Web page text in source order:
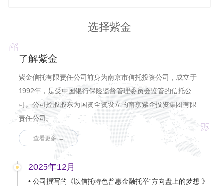
选择紫金
了解紫金
紫金信托有限责任公司前身为南京市信托投资公司，成立于
1992年，是受中国银行保险监督管理委员会监管的信托公
司。公司控股股东为国资全资设立的南京紫金投资集团有限
责任公司。
查看更多 →
2025年12月
• 公司撰写的《以信托特色普惠金融托举“方向盘上的梦想”》